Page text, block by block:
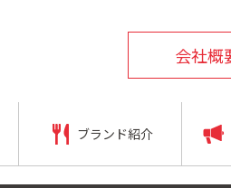
会社概
ブランド紹介